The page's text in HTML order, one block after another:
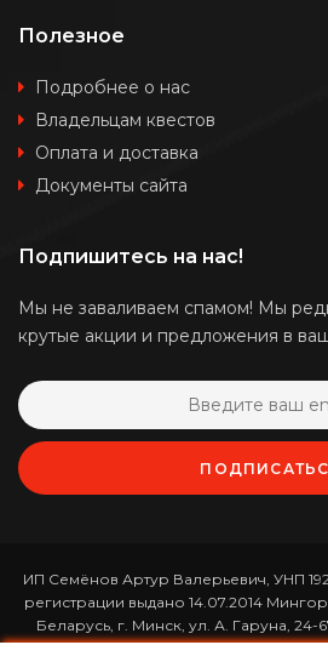
Полезное
Подробнее о нас
Владельцам квестов
Оплата и доставка
Документы сайта
Подпишитесь на нас!
Мы не заваливаем спамом! Мы
крутые акции и предложения в
ИП Семёнов Артур Валерьевич, УНП
регистрации выдано 14.07.2014
Беларусь, г. Минск, ул. А. Гаруна,
зарегистрирован 26.01.2017 за